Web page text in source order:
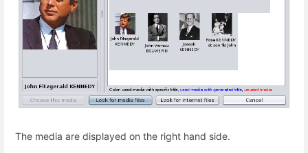
The media are displayed on the right hand side.